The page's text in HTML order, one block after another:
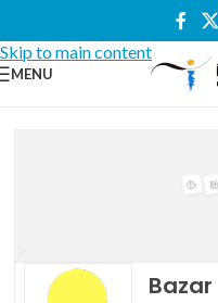
Skip to main content
MENU
Bazar